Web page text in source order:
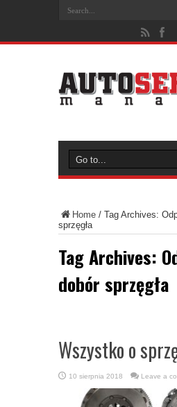
Home / Tag Archives:
sprzęgła
Tag Archives:
dobór sprzęgła
Wszystko o
10 sierpnia 2018 Leave a